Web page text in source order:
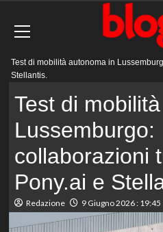
principale
Test di mobilità autonoma in
Stellantis.
Test di
Lussemburgo:
collaborazioni
Pony.ai e
Redazione 9 Giugno 2026 : 19:45